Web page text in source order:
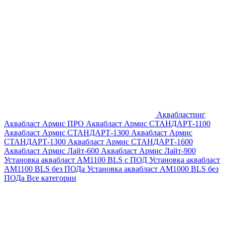
Аквабластинг
Аквабласт Армис ПРО Аквабласт Армис СТАНДАРТ-1100
Аквабласт Армис СТАНДАРТ-1300 Аквабласт Армис
СТАНДАРТ-1300 Аквабласт Армис СТАНДАРТ-1600
Аквабласт Армис Лайт-600 Аквабласт Армис Лайт-900
Установка аквабласт AM1100 BLS с ПОД Установка аквабласт
AM1100 BLS без ПОДа Установка аквабласт AM1000 BLS без
ПОДа Все категории